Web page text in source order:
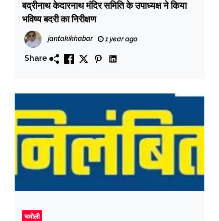
बद्रीनाथ केदारनाथ मंदिर समिति के उपाध्यक्ष ने किया
भविष्य बदरी का निरीक्षण
jantakikhabar 1 year ago
Share
चमोली